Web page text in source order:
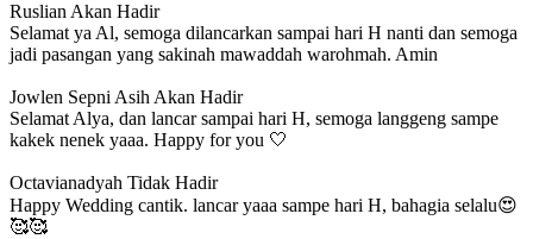
Ruslian Akan Hadir
Selamat ya Al, semoga dilancarkan sampai hari H nanti dan semoga
jadi pasangan yang sakinah mawaddah warohmah. Amin
Jowlen Sepni Asih Akan Hadir
Selamat Alya, dan lancar sampai hari H, semoga langgeng sampe
kakek nenek yaaa. Happy for you 🤍
Octavianadyah Tidak Hadir
Happy Wedding cantik. lancar yaaa sampe hari H, bahagia selalu😍
🥰🥰